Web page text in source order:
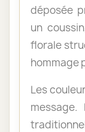
déposée
un
florale
hommage
Les